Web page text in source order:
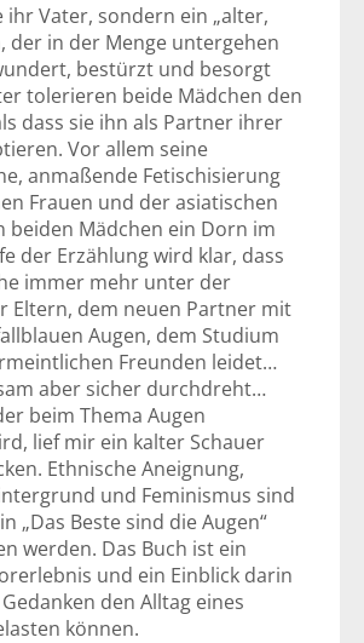
ihr Vater, sondern ein „alter,
der in der Menge untergehen
bestürzt und besorgt
tolerieren beide Mädchen den
dass sie ihn als Partner ihrer
Vor allem seine
anmaßende Fetischisierung
Frauen und der asiatischen
beiden Mädchen ein Dorn im
der Erzählung wird klar, dass
immer mehr unter der
Eltern, dem neuen Partner mit
Augen, dem Studium
Freunden leidet…
aber sicher durchdreht…
beim Thema Augen
lief mir ein kalter Schauer
Ethnische Aneignung,
und Feminismus sind
„Das Beste sind die Augen“
werden. Das Buch ist ein
und ein Einblick darin
den Alltag eines
können.